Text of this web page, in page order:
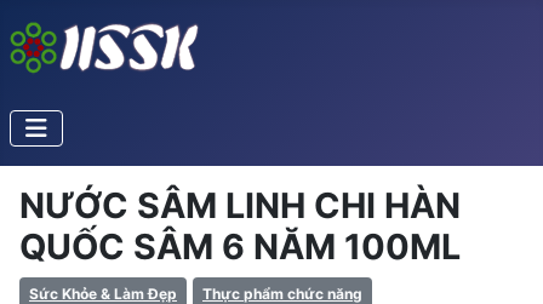
NƯỚC SÂM LINH CHI HÀN
QUỐC SÂM 6 NĂM 100ML
Sức Khỏe & Làm Đẹp
Thực phẩm chức năng